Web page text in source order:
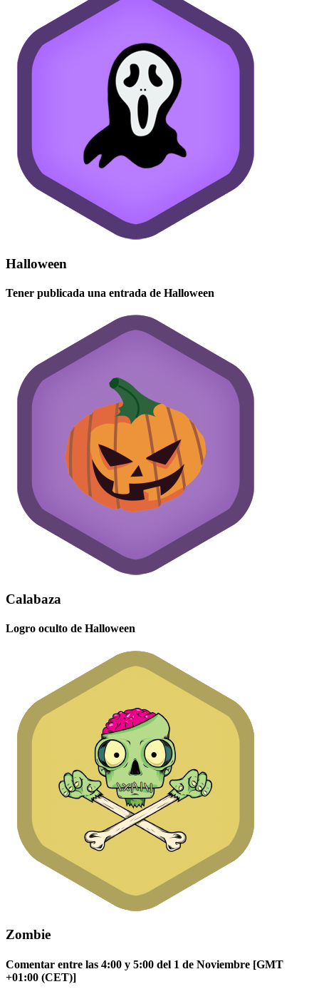
Halloween
Tener publicada una entrada de Halloween
Calabaza
Logro oculto de Halloween
Zombie
Comentar entre las 4:00 y 5:00 del 1 de Noviembre [GMT
+01:00 (CET)]